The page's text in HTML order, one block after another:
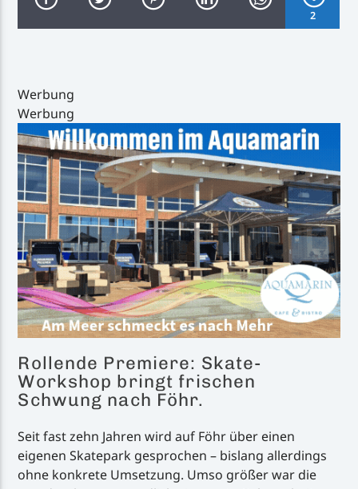
Handystream
2
Werbung
Werbung
Rollende Premiere: Skate-
Workshop bringt frischen
Schwung nach Föhr.
Seit fast zehn Jahren wird auf Föhr über einen
eigenen Skatepark gesprochen – bislang allerdings
ohne konkrete Umsetzung. Umso größer war die